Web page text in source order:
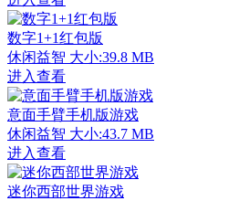
数字1+1红包版
休闲益智 大小:39.8 MB
进入查看
意面手臂手机版游戏
休闲益智 大小:43.7 MB
进入查看
迷你西部世界游戏